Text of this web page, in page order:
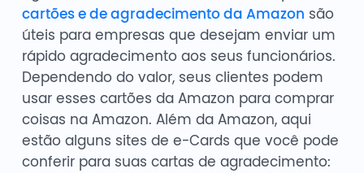
cartões e de agradecimento da Amazon são
úteis para empresas que desejam enviar um
rápido agradecimento aos seus funcionários.
Dependendo do valor, seus clientes podem
usar esses cartões da Amazon para comprar
coisas na Amazon. Além da Amazon, aqui
estão alguns sites de e-Cards que você pode
conferir para suas cartas de agradecimento: